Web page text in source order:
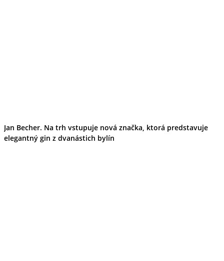
Jan Becher. Na trh vstupuje nová značka, ktorá predstavuje
elegantný gin z dvanástich bylín